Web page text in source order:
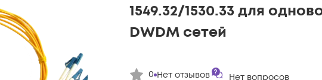
Вопросы и
1549.32/1530.33 для
DWDM сетей
0 Нет отзывов Нет вопросов